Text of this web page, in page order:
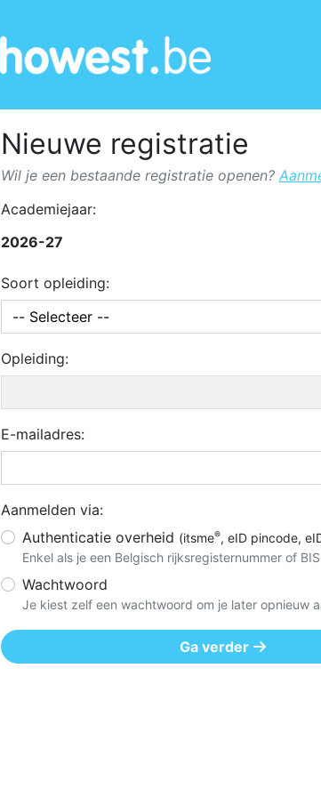
Nieuwe registratie
Wil je een bestaande registratie openen?
Academiejaar:
2026-27
Soort opleiding:
Opleiding:
E-mailadres:
Aanmelden via:
Authenticatie overheid (itsme®, eID pincode,
Enkel als je een Belgisch rijksregisternummer of
Wachtwoord
Je kiest zelf een wachtwoord om je later opnieuw
Ga verder